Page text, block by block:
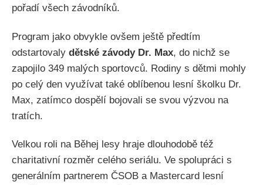
pořadí všech závodníků.
Program jako obvykle ovšem ještě předtím
odstartovaly dětské závody Dr. Max, do nichž se
zapojilo 349 malých sportovců. Rodiny s dětmi mohly
po celý den využívat také oblíbenou lesní školku Dr.
Max, zatímco dospělí bojovali se svou výzvou na
tratích.
Velkou roli na Běhej lesy hraje dlouhodobě též
charitativní rozměr celého seriálu. Ve spolupráci s
generálním partnerem ČSOB a Mastercard lesní